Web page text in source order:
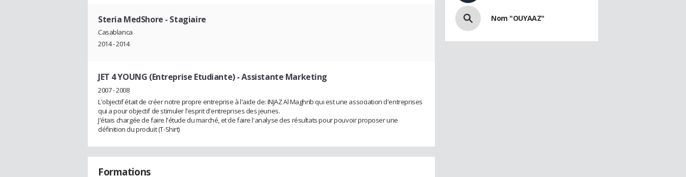
Steria MedShore - Stagiaire
Casablanca
2014 - 2014
JET 4 YOUNG (Entreprise Etudiante)- Assistante Marketing
2007 - 2008
L'objectif était de créer notre propre entreprise à l'aide de: INJAZ Al Maghrib qui est une association d'entreprises
qui a pour objectif de stimuler l'esprit d'entreprises des jeunes.
J'étais chargée de faire l'étude du marché, et de faire l'analyse des résultats pour pouvoir proposer une
définition du produit (T-Shirt)
Formations
Nom "OUYAAZ"